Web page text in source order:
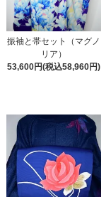
振袖と帯セット（マグノ
リア）
53,600円(税込58,960円)